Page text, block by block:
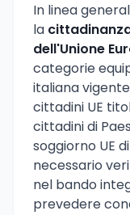
In linea
la
dell'Unione
categorie
italiana
cittadini UE
cittadini di
soggiorno UE
necessario
nel bando
prevedere